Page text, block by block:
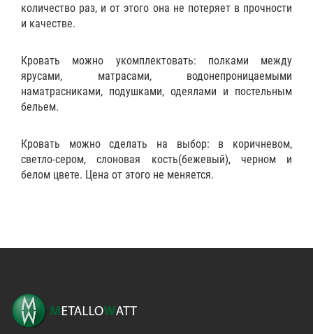
количество раз, и от этого она не потеряет в прочности
и качестве.
Кровать можно укомплектовать: полками между
ярусами, матрасами, водонепроницаемыми
наматрасниками, подушками, одеялами и постельным
бельем.
Кровать можно сделать на выбор: в коричневом,
светло-сером, слоновая кость(бежевый), черном и
белом цвете. Цена от этого не меняется.